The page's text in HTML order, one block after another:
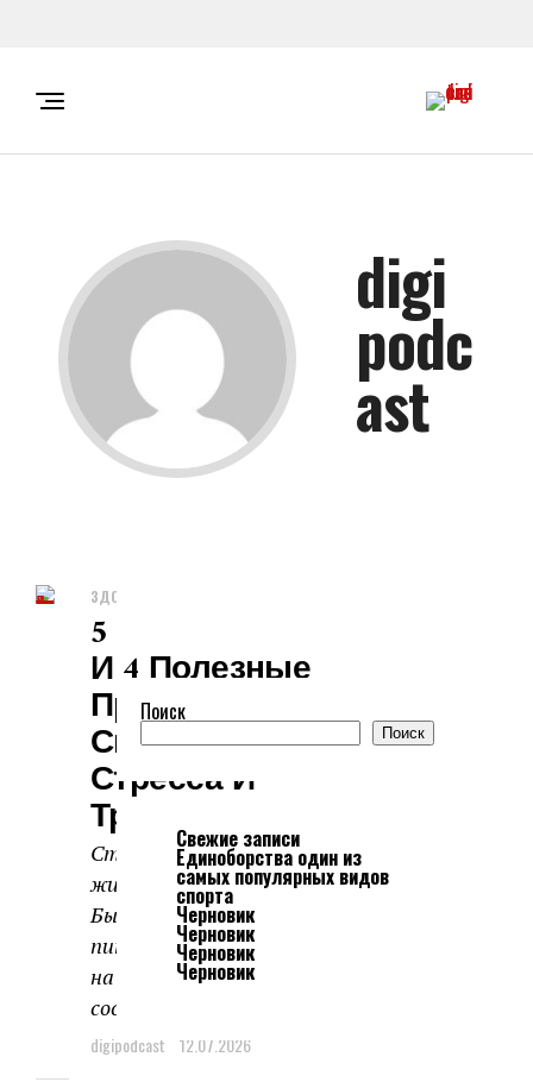
digi
podc
ast
ЗДОРОВЬЕ И КРАСОТА
5 Групп Продуктов
И 4 Полезные
Привычки Для
Снижения Уровня
Стресса И
Тревожности
Стресс стал частым спутником
жизни современного человека.
Быстрый ритм жизни, хаотичное
питание, недосыпы — все влияет
на наше эмоциональное
состояние. Но мы сами можем...
digipodcast 12.07.2026
Поиск
Поиск
Свежие записи
Единоборства один из
самых популярных видов
спорта
Черновик
Черновик
Черновик
Черновик